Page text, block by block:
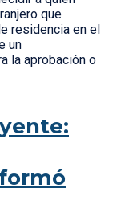
que
residencia en el
un
la aprobación o